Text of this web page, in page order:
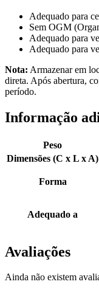
Adequado para
Sem OGM
Adequado para
Adequado para
Nota: Armazenar em
direta. Após abertura,
período.
Informação
Peso
Dimensões (C x L x A)
Forma
Adequado a
Avaliações
Ainda não existem